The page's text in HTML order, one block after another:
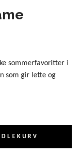
sommerfavoritter i
som gir lette og